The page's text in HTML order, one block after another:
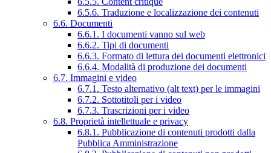
6.5.6. Traduzione e localizzazione dei contenuti
6.6. Documenti
6.6.1. I documenti vanno sul web
6.6.2. Tipi di documenti
6.6.3. Formato di lettura dei documenti elettronici
6.6.4. Modalità di produzione dei documenti
6.7. Immagini e video
6.7.1. Testo alternativo (alt text) per le immagini
6.7.2. Sottotitoli per i video
6.7.3. Trascrizioni per i video
6.8. Proprietà intellettuale e privacy
6.8.1. Pubblicazione di contenuti prodotti dalla
Pubblica Amministrazione